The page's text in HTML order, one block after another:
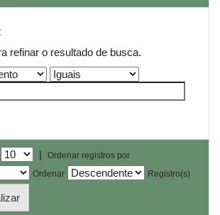
refinar o resultado de busca.
|
Ordenar registros por
Ordenar
Registro(s)